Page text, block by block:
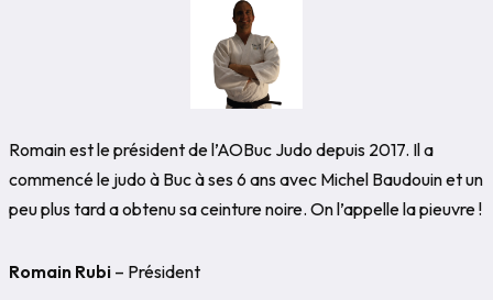
Romain est le président de l’AOBuc Judo depuis 2017. Il a
commencé le judo à Buc à ses 6 ans avec Michel Baudouin et un
peu plus tard a obtenu sa ceinture noire. On l’appelle la pieuvre !
Romain Rubi – Président